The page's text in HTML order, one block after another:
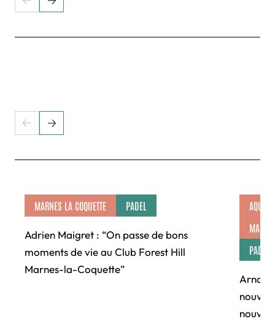
MARNES LA COQUETTE PADEL
Adrien Maigret : “On passe de bons
moments de vie au Club Forest Hill
Marnes-la-Coquette”
PADEL